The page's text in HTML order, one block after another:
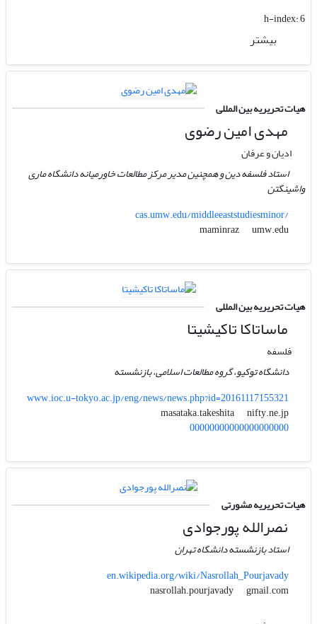
h-index:6
بیشتر
هیات تحریریه بین المللی
مهدی امین رضوی
ادیان و عرفان
استاد فلسفه دین و همچنین مدیر مرکز مطالعات خاورمیانه دانشگاه ماری
واشینگتن
cas.umw.edu/middleeaststudiesminor/
maminraz
umw.edu
هیات تحریریه بین المللی
ماساتاکا تاکیشیتا
فلسفه
دانشگاه توکیو، گروه مطالعات اسلامی، بازنشسته
www.ioc.u-tokyo.ac.jp/eng/news/news.php?id=20161117155321
masataka.takeshita
nifty.ne.jp
00000000000000000000
هیات تحریریه مشورتی
نصرالله پورجوادی
استاد بازنشسته دانشگاه تهران
en.wikipedia.org/wiki/Nasrollah_Pourjavady
nasrollah.pourjavady
gmail.com